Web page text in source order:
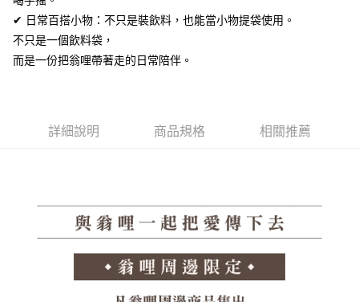
３．收到繳費通知簡訊後14天內，點擊此簡訊中的連結，可透過四大超商／
ATM／網路銀行／等多元方式進行付款，方視為交易完成。
※ 請注意：結帳手續完成當下不需立刻繳費，但若您需要取消訂單，請聯絡
購買商品的店家。未經商家同意取消之訂單仍視為有效，需透過AFTEE先享
後付繳納相關費用。
【注意事項】
https://aftee.tw/terms/#terms3
３．未成年的使用者請事先徵得法定代理人或監護人之同意方可使用
「AFTEE先享後付」，若未經同意申辦者引起之損失，本公司不負相關責
４．使用「AFTEE先享後付」時，將依據個別帳號之用戶狀況，依本公司即
時審查核予不同之上限額度；若仍有額度不足之情形，本公司將視審查結果
7-11取貨付款
每筆NT$60，滿NT$1,380(含以上)免運費
海外宅配（貨到付運費）
✔ 日常百搭小物：不只是裝飲料，也能當小物提袋使用。
不只是一個飲料袋，
而是一份把翁哩帶著走的日常陪伴。
詳細說明 商品規格 相關推薦